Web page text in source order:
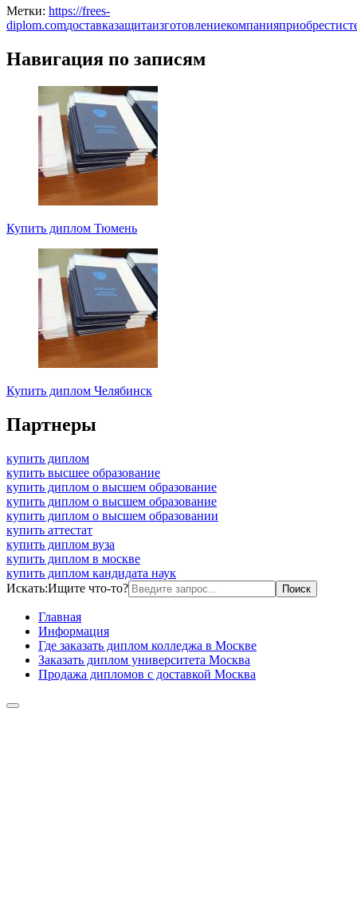
Метки: https://frees-
diplom.comдоставказащитаизготовлениекомпанияприобрести
Навигация по записям
Купить диплом Тюмень
Купить диплом Челябинск
Партнеры
купить диплом
купить высшее образование
купить диплом о высшем образование
купить диплом о высшем образование
купить диплом о высшем образовании
купить аттестат
купить диплом вуза
купить диплом в москве
купить диплом кандидата наук
Искать:Ищите что-то?
Главная
Информация
Где заказать диплом колледжа в Москве
Заказать диплом университета Москва
Продажа дипломов с доставкой Москва